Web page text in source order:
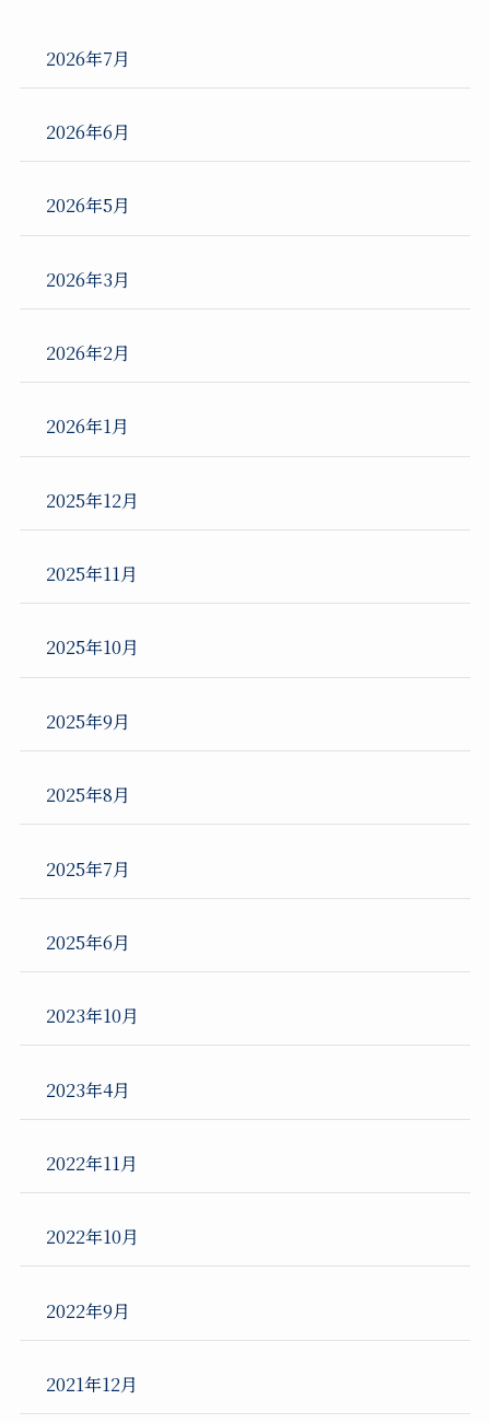
2026年7月
2026年6月
2026年5月
2026年3月
2026年2月
2026年1月
2025年12月
2025年11月
2025年10月
2025年9月
2025年8月
2025年7月
2025年6月
2023年10月
2023年4月
2022年11月
2022年10月
2022年9月
2021年12月